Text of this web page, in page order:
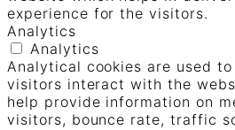
experience for the visitors.
Analytics
Analytics
Analytical cookies are used
visitors interact with the
help provide information on
visitors, bounce rate, traffic